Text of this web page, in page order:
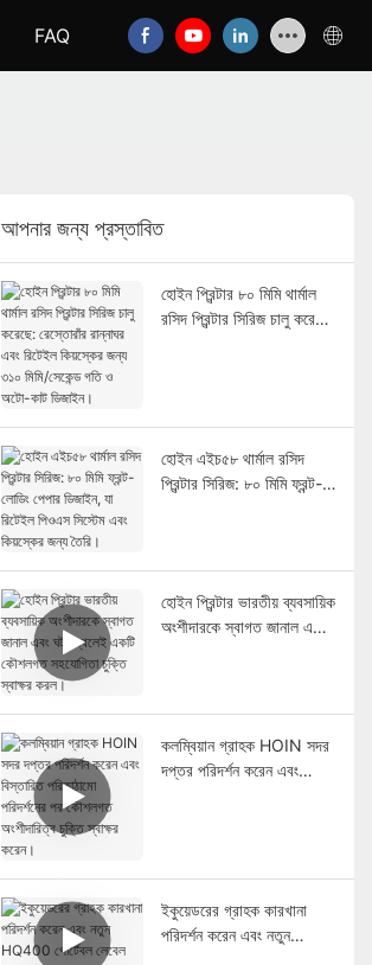
FAQ
আপনার জন্য প্রস্তাবিত
হোইন প্রিন্টার ৮০ মিমি থার্মাল
রসিদ প্রিন্টার সিরিজ চালু করেছে:
হোইন এইচ৫৮ থার্মাল রসিদ
প্রিন্টার সিরিজ: ৮০ মিমি ফ্রন্ট-
হোইন প্রিন্টার ভারতীয় ব্যবসায়িক
অংশীদারকে স্বাগত জানাল এবং
কলম্বিয়ান গ্রাহক HOIN সদর
দপ্তর পরিদর্শন করেন এবং
ইকুয়েডরের গ্রাহক কারখানা
পরিদর্শন করেন এবং নতুন